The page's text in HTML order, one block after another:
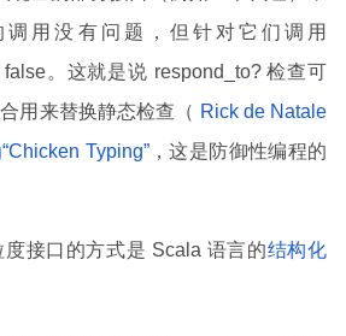
调用没有问题，但针对它们调用
。这就是说 respond_to? 检查可
用来替换静态检查（ Rick de Natale
Typing”，这是防御性编程的
接口的方式是 Scala 语言的结构化